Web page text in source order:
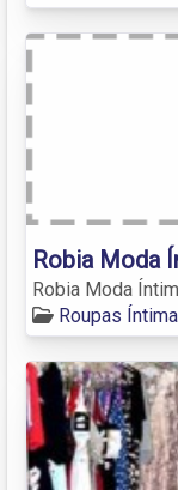
Robia Moda
Robia Moda
Roupas